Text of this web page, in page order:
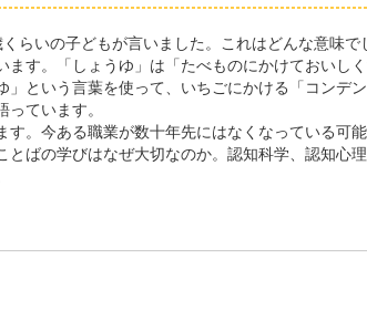
らいの子どもが言いました。これはどんな意味で
す。「しょうゆ」は「たべものにかけておい
という言葉を使って、いちごにかける「コン
ています。
。今ある職業が数十年先にはなくなっている可
ばの学びはなぜ大切なのか。認知科学、認知